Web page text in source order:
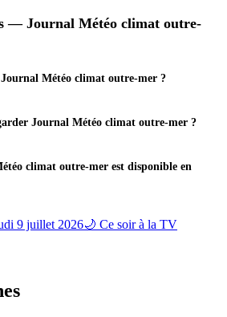
— Journal Météo climat outre-
Journal Météo climat outre-mer ?
Journal Météo climat outre-mer ?
climat outre-mer est disponible en
9 juillet 2026🌙 Ce soir à la TV